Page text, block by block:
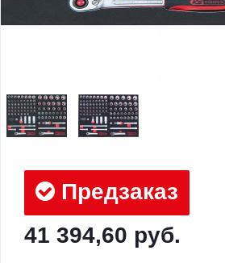
Предзаказ
41 394,60 руб.